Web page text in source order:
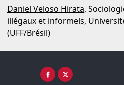
Daniel Veloso Hirata,
illégaux et informels,
(UFF/Brésil)
Facebook ( nouvelle
X ( nouvelle